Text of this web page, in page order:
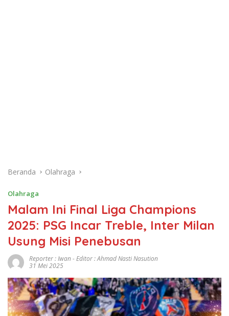
Beranda Olahraga
Olahraga
Malam Ini Final Liga Champions
2025: PSG Incar Treble, Inter Milan
Usung Misi Penebusan
Reporter : Iwan - Editor : Ahmad Nasti Nasution
31 Mei 2025